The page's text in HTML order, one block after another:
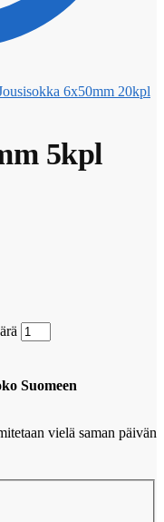
6x50mm 20kpl
5kpl
Suomeen
vielä saman päivän